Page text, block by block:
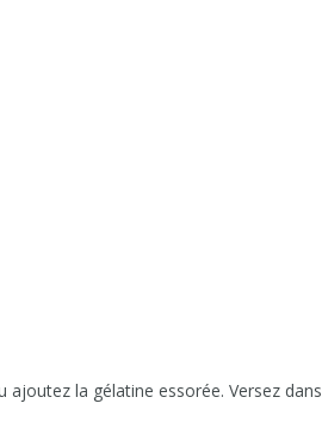
la gélatine essorée. Versez dans